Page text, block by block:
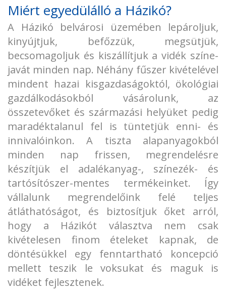
Miért egyedülálló a Házikó?
A Házikó belvárosi üzemében lepároljuk,
kinyújtjuk, befőzzük, megsütjük,
becsomagoljuk és kiszállítjuk a vidék színe-
javát minden nap. Néhány fűszer kivételével
mindent hazai kisgazdaságoktól, ökológiai
gazdálkodásokból vásárolunk, az
összetevőket és származási helyüket pedig
maradéktalanul fel is tüntetjük enni- és
innivalóinkon. A tiszta alapanyagokból
minden nap frissen, megrendelésre
készítjük el adalékanyag-, színezék- és
tartósítószer-mentes termékeinket. Így
vállalunk megrendelőink felé teljes
átláthatóságot, és biztosítjuk őket arról,
hogy a Házikót választva nem csak
kivételesen finom ételeket kapnak, de
döntésükkel egy fenntartható koncepció
mellett teszik le voksukat és maguk is
vidéket fejlesztenek.